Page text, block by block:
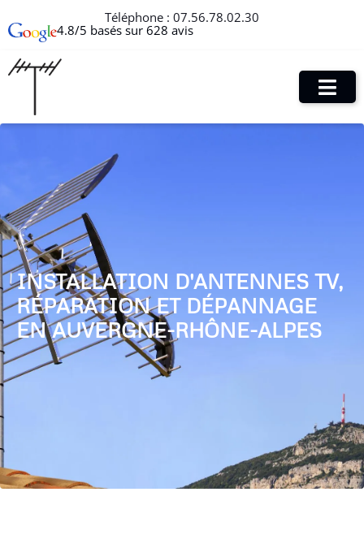
Téléphone : 07.56.78.02.30
4.8/5 basés sur 628 avis
INSTALLATION D'ANTENNES TV,
RÉPARATION ET DÉPANNAGE
EN AUVERGNE-RHÔNE-ALPES